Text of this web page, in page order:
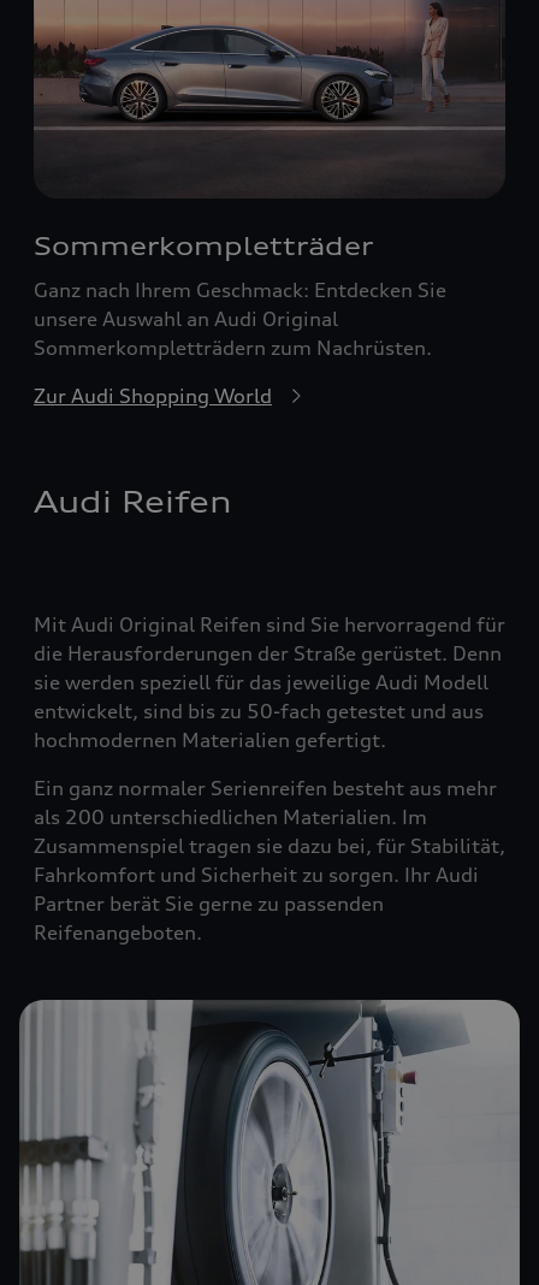
Sommerkompletträder
Ganz nach Ihrem Geschmack: Entdecken Sie
unsere Auswahl an Audi Original
Sommerkompletträdern zum Nachrüsten.
Zur Audi Shopping World
Audi Reifen
Mit Audi Original Reifen sind Sie hervorragend für
die Herausforderungen der Straße gerüstet. Denn
sie werden speziell für das jeweilige Audi Modell
entwickelt, sind bis zu 50-fach getestet und aus
hochmodernen Materialien gefertigt.
Ein ganz normaler Serienreifen besteht aus mehr
als 200 unterschiedlichen Materialien. Im
Zusammenspiel tragen sie dazu bei, für Stabilität,
Fahrkomfort und Sicherheit zu sorgen. Ihr Audi
Partner berät Sie gerne zu passenden
Reifenangeboten.